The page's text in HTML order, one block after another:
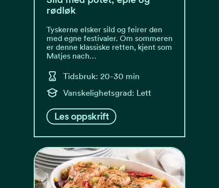
rødløk
Tyskerne elsker sild og feirer den
med egne festivaler. Om sommeren
er denne klassiske retten, kjent som
Matjes nach…
Tidsbruk: 20-30 min
Vanskelighetsgrad: Lett
Les oppskrift